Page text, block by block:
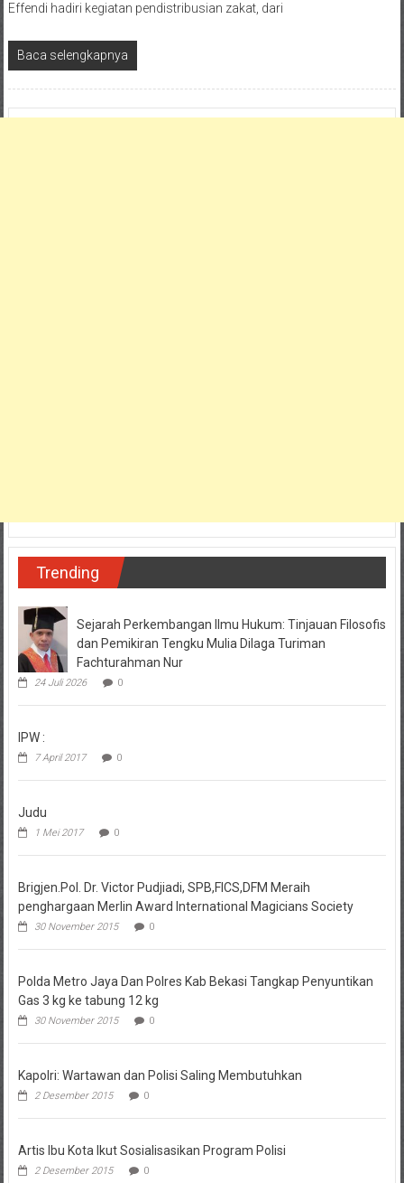
Effendi hadiri kegiatan pendistribusian zakat, dari
Baca selengkapnya
Trending
Sejarah Perkembangan Ilmu Hukum: Tinjauan Filosofis
dan Pemikiran Tengku Mulia Dilaga Turiman
Fachturahman Nur
24 Juli 2026 0
IPW :
7 April 2017 0
Judu
1 Mei 2017 0
Brigjen.Pol. Dr. Victor Pudjiadi, SPB,FICS,DFM Meraih
penghargaan Merlin Award International Magicians Society
30 November 2015 0
Polda Metro Jaya Dan Polres Kab Bekasi Tangkap Penyuntikan
Gas 3 kg ke tabung 12 kg
30 November 2015 0
Kapolri: Wartawan dan Polisi Saling Membutuhkan
2 Desember 2015 0
Artis Ibu Kota Ikut Sosialisasikan Program Polisi
2 Desember 2015 0